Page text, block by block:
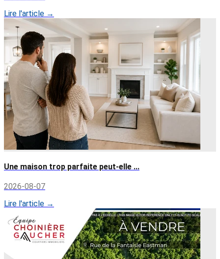
Lire l'article →
Une maison trop parfaite peut-elle ...
2026-08-07
Lire l'article →